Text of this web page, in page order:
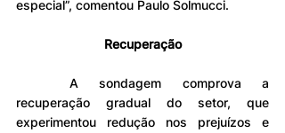
especial”, comentou Paulo Solmucci.
Recuperação
recuperação gradual do setor, que
experimentou redução nos prejuízos e